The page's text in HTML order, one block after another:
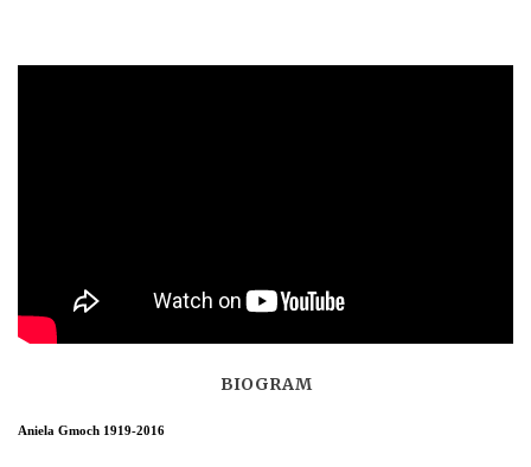
BIOGRAM
Aniela Gmoch 1919-2016